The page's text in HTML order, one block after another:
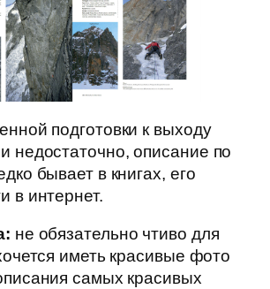
подготовки к выходу
недостаточно, описание по
бывает в книгах, его
в интернет.
не обязательно чтиво для
иметь красивые фото
самых красивых